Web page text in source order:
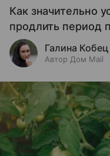
Как значительно
продлить период
Галина Кобец
Автор Дом Mail